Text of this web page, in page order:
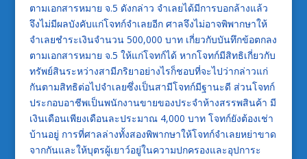
ตามเอกสารหมาย จ.5 ดังกล่าว จำเลยได้มีการบอกล้างแล้ว
จึงไม่มีผลบังคับแก่โจทก์จำเลยอีก ศาลจึงไม่อาจพิพากษาให้
จำเลยชำระเงินจำนวน 500,000 บาท เกี่ยวกับบันทึกข้อตกลง
ตามเอกสารหมาย จ.5 ให้แก่โจทก์ได้ หากโจทก์มีสิทธิเกี่ยวกับ
ทรัพย์สินระหว่างสามีภริยาอย่างไรก็ชอบที่จะไปว่ากล่าวแก่
กันตามสิทธิต่อไปจำเลยซึ่งเป็นสามีโจทก์มีฐานะดี ส่วนโจทก์
ประกอบอาชีพเป็นพนักงานขายของประจำห้างสรรพสินค้า มี
เงินเดือนเพียงเดือนละประมาณ 4,000 บาท โจทก์ยังต้องเช่า
บ้านอยู่ การที่ศาลล่างทั้งสองพิพากษาให้โจทก์จำเลยหย่าขาด
จากกันและให้บุตรผู้เยาว์อยู่ในความปกครองและอุปการะ